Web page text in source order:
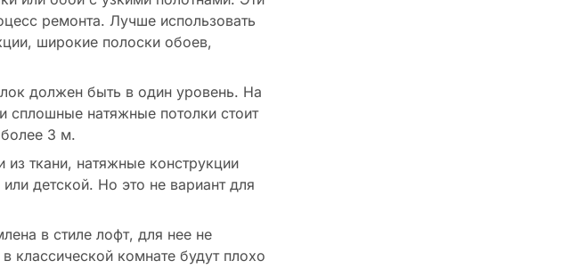
ремонта. Лучше использовать
широкие полоски обоев,
должен быть в один уровень. На
сплошные натяжные потолки стоит
3 м.
ткани, натяжные конструкции
детской. Но это не вариант для
в стиле лофт, для нее не
классической комнате будут плохо